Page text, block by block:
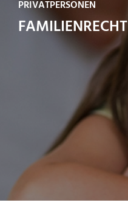
PRIVATPERSONEN
FAMILIENRECHT